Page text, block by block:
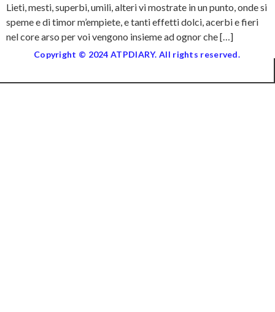
Lieti, mesti, superbi, umili, alteri vi mostrate in un punto, onde si
speme e di timor m’empiete, e tanti effetti dolci, acerbi e fieri
nel core arso per voi vengono insieme ad ognor che […]
Copyright © 2024 ATPDIARY. All rights reserved.